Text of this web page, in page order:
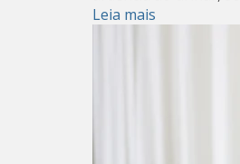
Leia mais